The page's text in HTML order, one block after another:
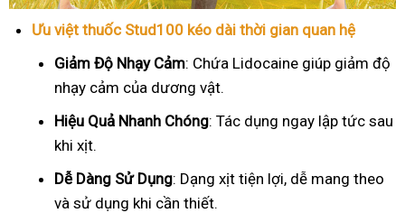
Ưu việt thuốc Stud100 kéo dài thời gian quan hệ
Giảm Độ Nhạy Cảm: Chứa Lidocaine giúp giảm độ
nhạy cảm của dương vật.
Hiệu Quả Nhanh Chóng: Tác dụng ngay lập tức sau
khi xịt.
Dễ Dàng Sử Dụng: Dạng xịt tiện lợi, dễ mang theo
và sử dụng khi cần thiết.